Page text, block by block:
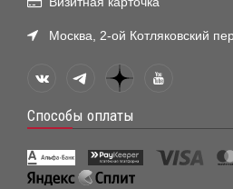
Москва, 2-ой Котляковский
Способы оплаты